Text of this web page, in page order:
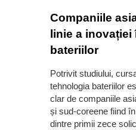
Companiile
linie a inovației
bateriilor
Potrivit studiului,
tehnologia bateriilor
clar de companiile
și sud-coreene fiind
dintre primii zece